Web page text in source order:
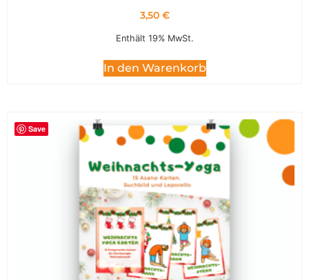
3,50 €
Enthält 19% MwSt.
In den Warenkorb
Save